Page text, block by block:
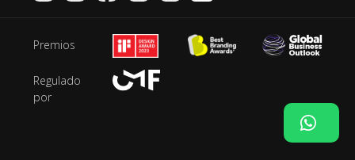
Premios
Regulado
por